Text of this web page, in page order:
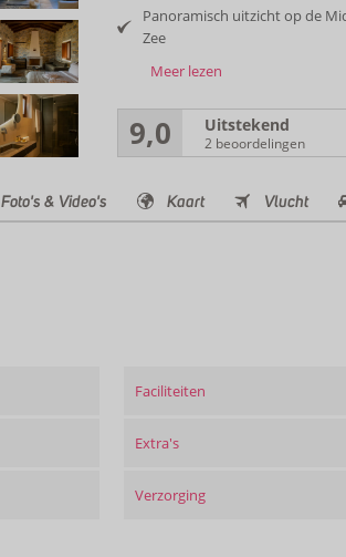
Panoramisch uitzicht op de
Zee
Meer lezen
9,0 Uitstekend
2 beoordelingen
Foto's & Video's Kaart Vlucht
Faciliteiten
Extra's
Verzorging